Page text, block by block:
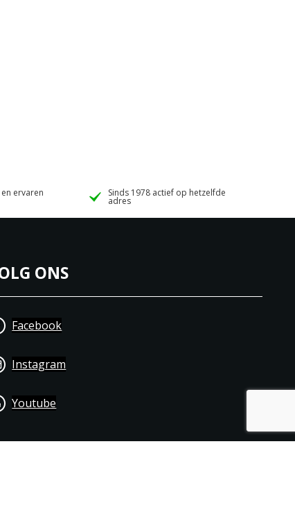
ervaren Sinds 1978 actief op hetzelfde
adres
ONS
Facebook
Instagram
Youtube